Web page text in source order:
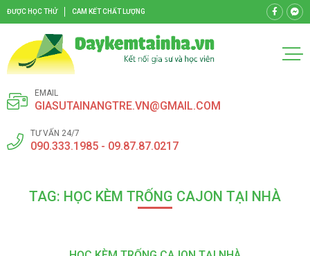
ĐƯỢC HỌC THỬ CAM KẾT CHẤT LƯỢNG
EMAIL
GIASUTAINANGTRE.VN@GMAIL.COM
TƯ VẤN 24/7
090.333.1985 - 09.87.87.0217
TAG: HỌC KÈM TRỐNG CAJON TẠI NHÀ